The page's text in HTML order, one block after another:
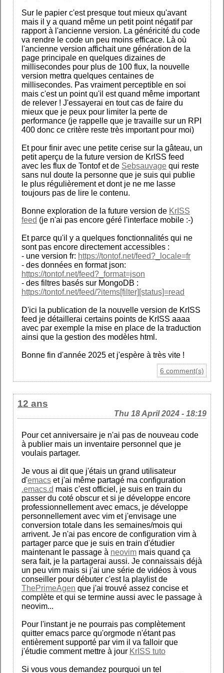
Sur le papier c'est presque tout mieux qu'avant
mais il y a quand même un petit point négatif par
rapport à l'ancienne version. La généricité du code
va rendre le code un peu moins efficace. Là où
l'ancienne version affichait une génération de la
page principale en quelques dizaines de
millisecondes pour plus de 100 flux, la nouvelle
version mettra quelques centaines de
millisecondes. Pas vraiment perceptible en soi
mais c'est un point qu'il est quand même important
de relever ! J'essayerai en tout cas de faire du
mieux que je peux pour limiter la perte de
performance (je rappelle que je travaille sur un RPI
400 donc ce critère reste très important pour moi)
Et pour finir avec une petite cerise sur la gâteau, un
petit aperçu de la future version de KrISS feed
avec les flux de Tontof et de Sebsauvage qui reste
sans nul doute la personne que je suis qui publie
le plus régulièrement et dont je ne me lasse
toujours pas de lire le contenu.
Bonne exploration de la future version de KrISS
feed (je n'ai pas encore géré l'interface mobile :-)
Et parce qu'il y a quelques fonctionnalités qui ne
sont pas encore directement accessibles :
- une version fr: https://tontof.net/feed?_locale=fr
- des données en format json:
https://tontof.net/feed?_format=json
- des filtres basés sur MongoDB :
https://tontof.net/feed/?items[filter][status]=read
D'ici la publication de la nouvelle version de KrISS
feed je détaillerai certains points de KrISS aaaa
avec par exemple la mise en place de la traduction
ainsi que la gestion des modèles html.
Bonne fin d'année 2025 et j'espère à très vite !
6 comment(s)
12 ans
Thu 18 April 2024 - 18:19
Pour cet anniversaire je n'ai pas de nouveau code
à publier mais un inventaire personnel que je
voulais partager.
Je vous ai dit que j'étais un grand utilisateur
d'emacs et j'ai même partagé ma configuration
.emacs.d mais c'est officiel, je suis en train du
passer du coté obscur et si je développe encore
professionnellement avec emacs, je développe
personnellement avec vim et j'envisage une
conversion totale dans les semaines/mois qui
arrivent. Je n'ai pas encore de configuration vim à
partager parce que je suis en train d'étudier
maintenant le passage à neovim mais quand ça
sera fait, je la partagerai aussi. Je connaissais déjà
un peu vim mais si j'ai une série de vidéos à vous
conseiller pour débuter c'est la playlist de
ThePrimeAgen que j'ai trouvé assez concise et
complète et qui se termine aussi avec le passage à
neovim...
Pour l'instant je ne pourrais pas complètement
quitter emacs parce qu'orgmode n'étant pas
entièrement supporté par vim il va falloir que
j'étudie comment mettre à jour KrISS tuto
Si vous vous demandez pourquoi un tel